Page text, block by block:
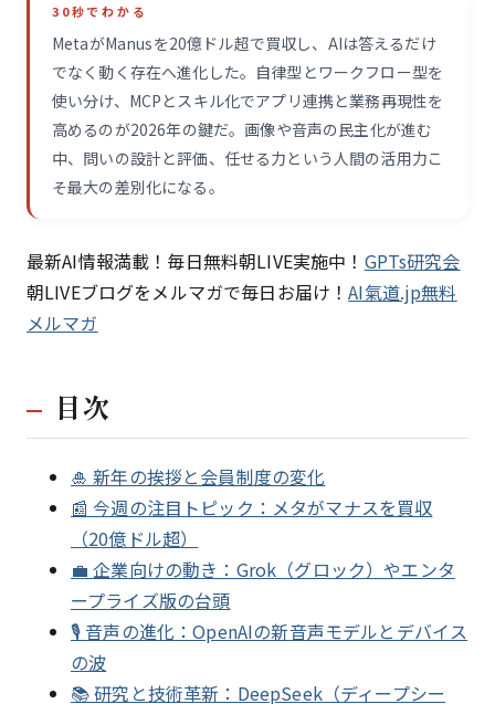
30秒でわかる
MetaがManusを20億ドル超で買収し、AIは答えるだけ
でなく動く存在へ進化した。自律型とワークフロー型を
使い分け、MCPとスキル化でアプリ連携と業務再現性を
高めるのが2026年の鍵だ。画像や音声の民主化が進む
中、問いの設計と評価、任せる力という人間の活用力こ
そ最大の差別化になる。
最新AI情報満載！毎日無料朝LIVE実施中！ GPTs研究会
朝LIVEブログをメルマガで毎日お届け！AI氣道.jp無料
メルマガ
目次
🎍 新年の挨拶と会員制度の変化
📰 今週の注目トピック：メタがマナスを買収
（20億ドル超）
💼 企業向けの動き：Grok（グロック）やエンタ
ープライズ版の台頭
🎙 音声の進化：OpenAIの新音声モデルとデバイス
の波
📚 研究と技術革新：DeepSeek（ディープシー